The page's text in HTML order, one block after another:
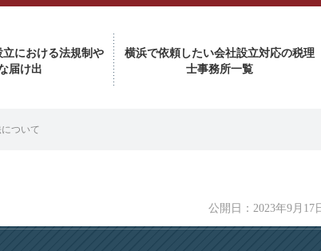
立における法規制や
届け出
横浜で依頼したい会社設立対応の税理
士事務所一覧
ついて
公開日： 2023年9月17